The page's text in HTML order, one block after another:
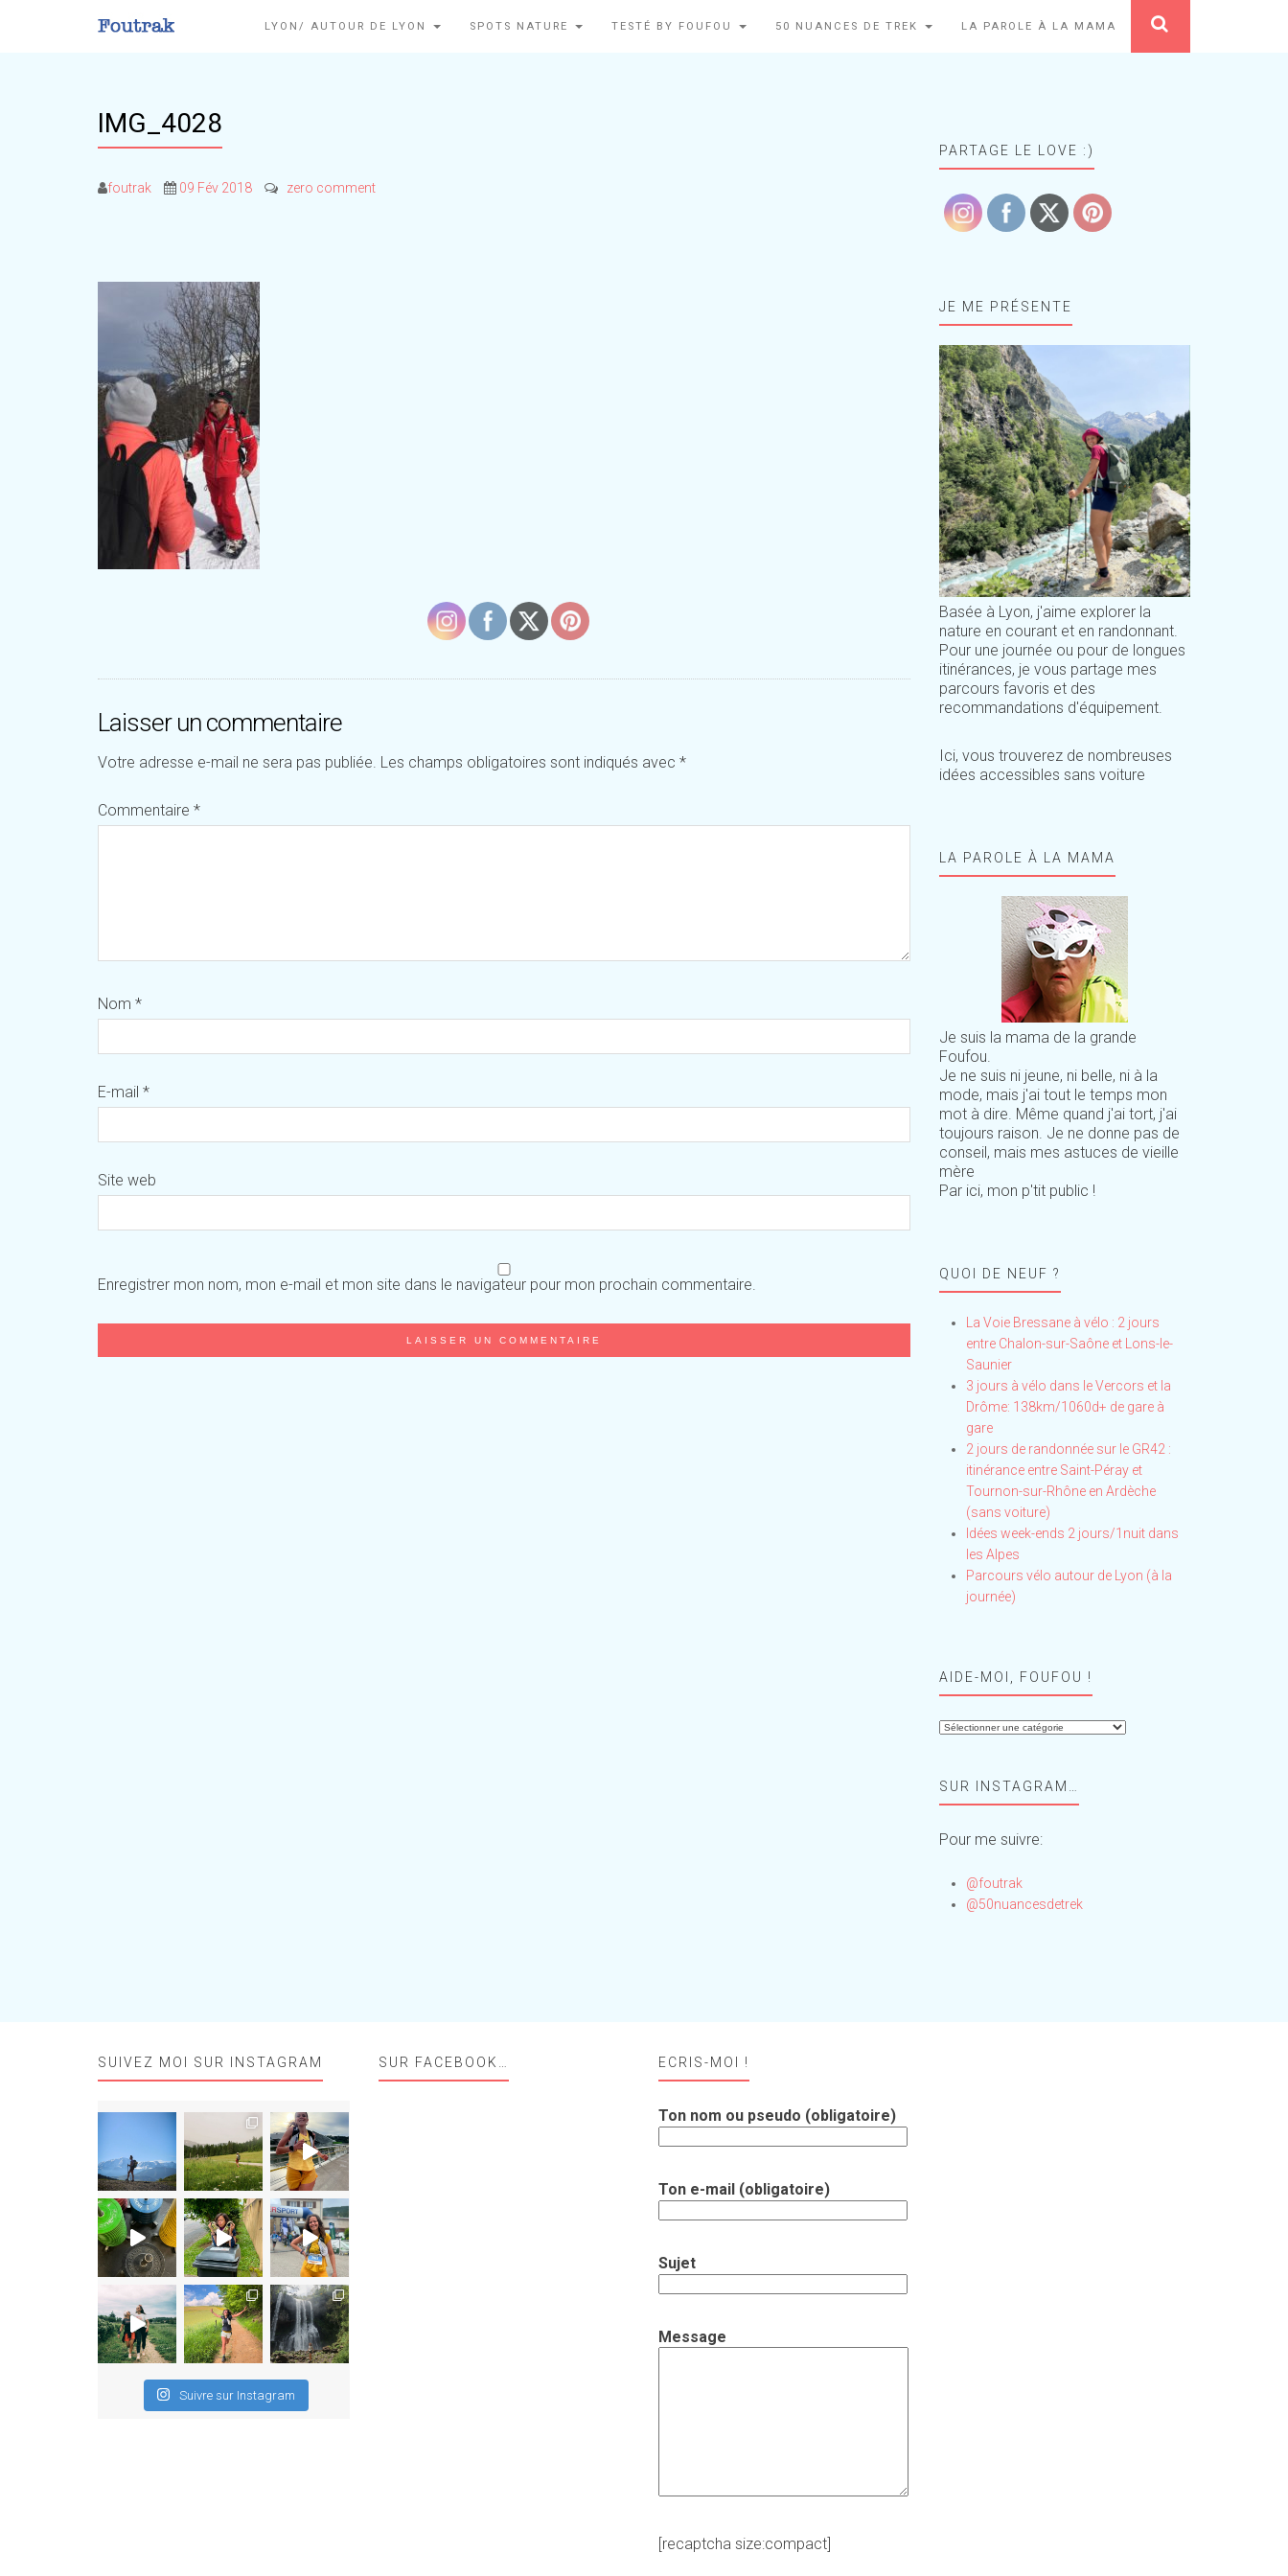
LYON/ AUTOUR DE LYON SPOTS NATURE TESTÉ BY FOUFOU 50 NUANCES DE TREK LA PAROLE À LA MAMA
IMG_4028
foutrak 09 Fév 2018 zero comment
Laisser un commentaire
Votre adresse e-mail ne sera pas publiée. Les champs obligatoires sont indiqués avec *
Commentaire *
Nom *
E-mail *
Site web
Enregistrer mon nom, mon e-mail et mon site dans le navigateur pour mon prochain commentaire.
PARTAGE LE LOVE :)
JE ME PRÉSENTE
Basée à Lyon, j'aime explorer la
nature en courant et en randonnant.
Pour une journée ou pour de longues
itinérances, je vous partage mes
parcours favoris et des
recommandations d'équipement.
Ici, vous trouverez de nombreuses
idées accessibles sans voiture
LA PAROLE À LA MAMA
Je suis la mama de la grande
Foufou.
Je ne suis ni jeune, ni belle, ni à la
mode, mais j'ai tout le temps mon
mot à dire. Même quand j'ai tort, j'ai
toujours raison. Je ne donne pas de
conseil, mais mes astuces de vieille
mère
Par ici, mon p'tit public !
QUOI DE NEUF ?
La Voie Bressane à vélo : 2 jours
entre Chalon-sur-Saône et Lons-le-
Saunier
3 jours à vélo dans le Vercors et la
Drôme: 138km/1060d+ de gare à
gare
2 jours de randonnée sur le GR42 :
itinérance entre Saint-Péray et
Tournon-sur-Rhône en Ardèche
(sans voiture)
Idées week-ends 2 jours/1nuit dans
les Alpes
Parcours vélo autour de Lyon (à la
journée)
AIDE-MOI, FOUFOU !
Aide-
!SUR INSTAGRAM…
Pour me suivre:
@foutrak
@50nuancesdetrek
SUIVEZ MOI SUR INSTAGRAM
Suivre sur Instagram
SUR FACEBOOK… ECRIS-MOI !
Ton nom ou pseudo (obligatoire)
Ton e-mail (obligatoire)
Sujet
Message
[recaptcha size:compact]